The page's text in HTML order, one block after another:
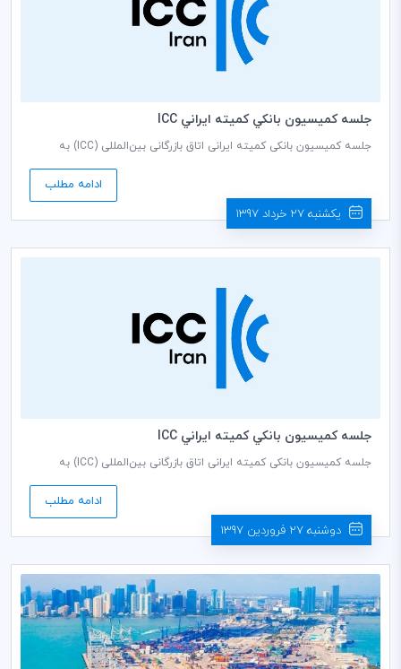
جلسه كميسيون بانكي كميته ايراني ICC
جلسه کمیسیون بانکی کمیته ایرانی اتاق بازرگانی بین‌المللی (ICC) به
9 صبح در سالن جلسات طبقه هشتم اتاق بازرگانی، صنایع، معادن وادامه مطلب
یکشنبه 27 خرداد 1397
جلسه كميسيون بانكي كميته ايراني ICC
جلسه کمیسیون بانکی کمیته ایرانی اتاق بازرگانی بین‌المللی (ICC) به
صبح در سالن جلسات طبقه هشتم اتاق بازرگانی، صنایع، معادن و کشاورزی
ایران برگزار می گردد.
ادامه مطلب
دوشنبه 27 فروردین 1397